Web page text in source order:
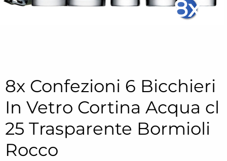
8x
8x Confezioni 6 Bicchieri
In Vetro Cortina Acqua cl
25 Trasparente Bormioli
Rocco